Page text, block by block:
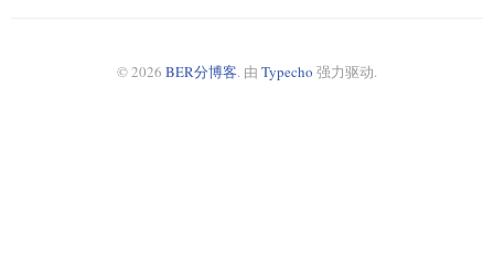
© 2026 BER分博客. 由 Typecho 强力驱动.